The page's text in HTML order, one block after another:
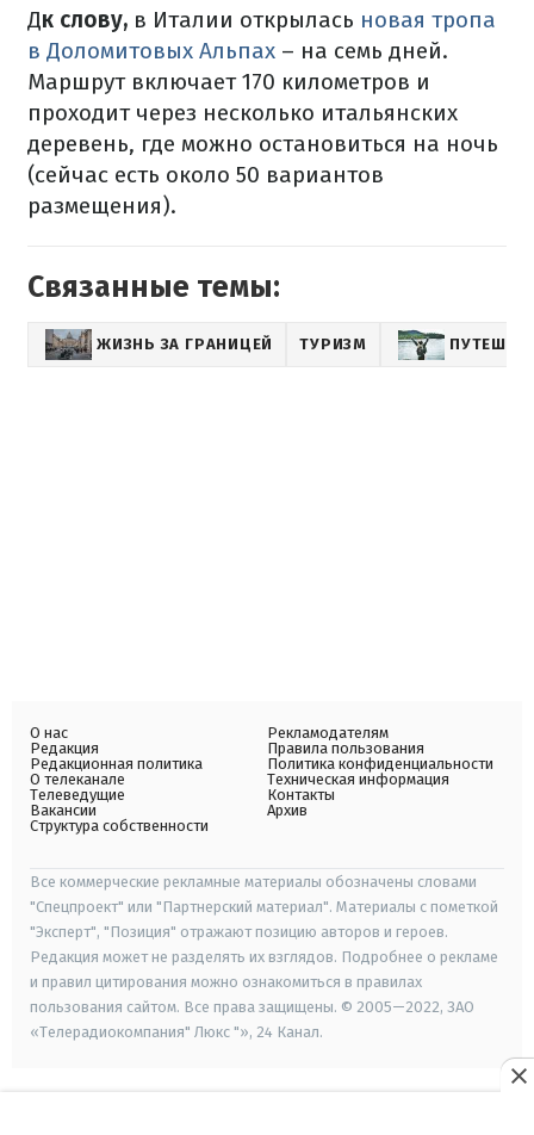
Дк слову, в Италии открылась новая тропа
в Доломитовых Альпах – на семь дней.
Маршрут включает 170 километров и
проходит через несколько итальянских
деревень, где можно остановиться на ночь
(сейчас есть около 50 вариантов
размещения).
Связанные темы:
ЖИЗНЬ ЗА ГРАНИЦЕЙ ТУРИЗМ
О нас
Редакция
Редакционная политика
О телеканале
Телеведущие
Вакансии
Структура собственности
Рекламодателям
Правила пользования
Политика конфиденциальности
Техническая информация
Контакты
Архив
Все коммерческие рекламные материалы обозначены словами
"Спецпроект" или "Партнерский материал". Материалы с пометкой
"Эксперт", "Позиция" отражают позицию авторов и героев.
Редакция может не разделять их взглядов. Подробнее о рекламе
и правил цитирования можно ознакомиться в правилах
пользования сайтом. Все права защищены. © 2005—2022, ЗАО
«Телерадиокомпания" Люкс "», 24 Канал.